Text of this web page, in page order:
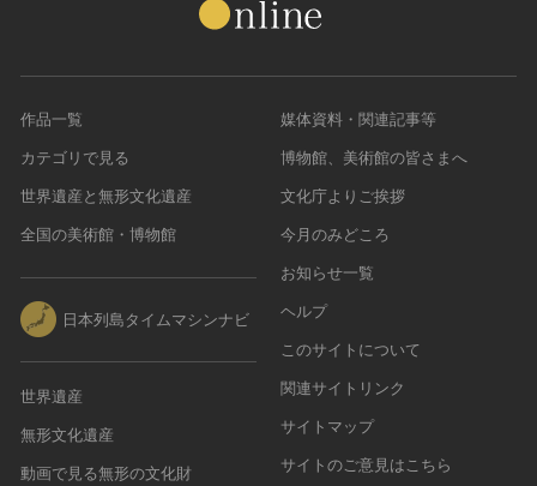
作品一覧
カテゴリで見る
世界遺産と無形文化遺産
全国の美術館・博物館
日本列島タイムマシンナビ
世界遺産
無形文化遺産
動画で見る無形の文化財
媒体資料・関連記事等
博物館、美術館の皆さまへ
文化庁よりご挨拶
今月のみどころ
お知らせ一覧
ヘルプ
このサイトについて
関連サイトリンク
サイトマップ
サイトのご意見はこちら